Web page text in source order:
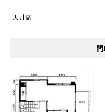
天井高 -